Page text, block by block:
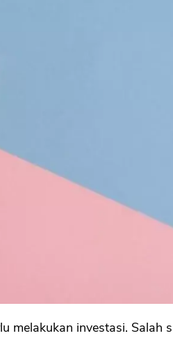
melakukan investasi. Salah